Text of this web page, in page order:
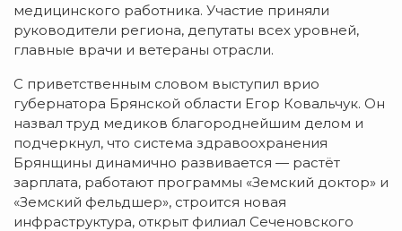
медицинского работника. Участие приняли
руководители региона, депутаты всех уровней,
главные врачи и ветераны отрасли.
С приветственным словом выступил врио
губернатора Брянской области Егор Ковальчук. Он
назвал труд медиков благороднейшим делом и
подчеркнул, что система здравоохранения
Брянщины динамично развивается — растёт
зарплата, работают программы «Земский доктор» и
«Земский фельдшер», строится новая
инфраструктура, открыт филиал Сеченовского